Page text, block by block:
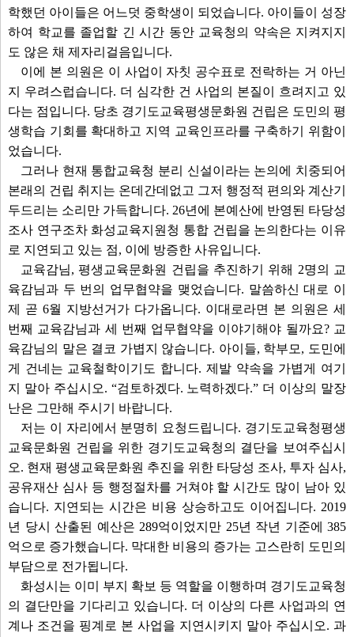
학했던 아이들은 어느덧 중학생이 되었습니다. 아이들이 성장
하여 학교를 졸업할 긴 시간 동안 교육청의 약속은 지켜지지
도 않은 채 제자리걸음입니다.
이에 본 의원은 이 사업이 자칫 공수표로 전락하는 거 아닌
지 우려스럽습니다. 더 심각한 건 사업의 본질이 흐려지고 있
다는 점입니다. 당초 경기도교육평생문화원 건립은 도민의 평
생학습 기회를 확대하고 지역 교육인프라를 구축하기 위함이
었습니다.
그러나 현재 통합교육청 분리 신설이라는 논의에 치중되어
본래의 건립 취지는 온데간데없고 그저 행정적 편의와 계산기
두드리는 소리만 가득합니다. 26년에 본예산에 반영된 타당성
조사 연구조차 화성교육지원청 통합 건립을 논의한다는 이유
로 지연되고 있는 점, 이에 방증한 사유입니다.
교육감님, 평생교육문화원 건립을 추진하기 위해 2명의 교
육감님과 두 번의 업무협약을 맺었습니다. 말씀하신 대로 이
제 곧 6월 지방선거가 다가옵니다. 이대로라면 본 의원은 세
번째 교육감님과 세 번째 업무협약을 이야기해야 될까요? 교
육감님의 말은 결코 가볍지 않습니다. 아이들, 학부모, 도민에
게 건네는 교육철학이기도 합니다. 제발 약속을 가볍게 여기
지 말아 주십시오. “검토하겠다. 노력하겠다.” 더 이상의 말장
난은 그만해 주시기 바랍니다.
저는 이 자리에서 분명히 요청드립니다. 경기도교육청평생
교육문화원 건립을 위한 경기도교육청의 결단을 보여주십시
오. 현재 평생교육문화원 추진을 위한 타당성 조사, 투자 심사,
공유재산 심사 등 행정절차를 거쳐야 할 시간도 많이 남아 있
습니다. 지연되는 시간은 비용 상승하고도 이어집니다. 2019
년 당시 산출된 예산은 289억이었지만 25년 작년 기준에 385
억으로 증가했습니다. 막대한 비용의 증가는 고스란히 도민의
부담으로 전가됩니다.
화성시는 이미 부지 확보 등 역할을 이행하며 경기도교육청
의 결단만을 기다리고 있습니다. 더 이상의 다른 사업과의 연
계나 조건을 핑계로 본 사업을 지연시키지 말아 주십시오. 과